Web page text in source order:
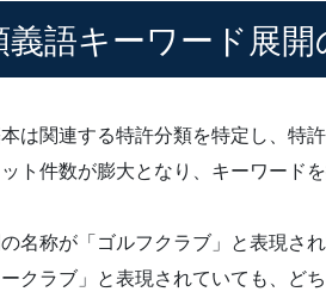
義語キーワード展開
は関連する特許分類を特定し、特
ト件数が膨大となり、キーワード
名称が「ゴルフクラブ」と表現さ
クラブ」と表現されていても、ど